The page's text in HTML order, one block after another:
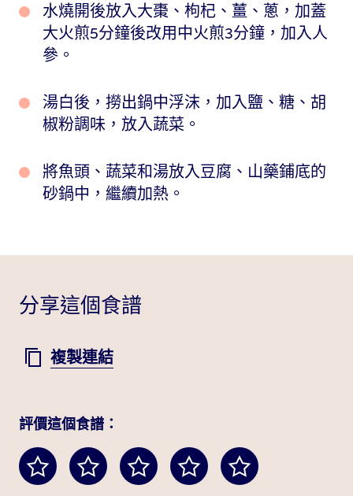
水燒開後放入大棗、枸杞、薑、蔥，加蓋
大火煎5分鐘後改用中火煎3分鐘，加入人
參。
湯白後，撈出鍋中浮沫，加入鹽、糖、胡
椒粉調味，放入蔬菜。
將魚頭、蔬菜和湯放入豆腐、山藥鋪底的
砂鍋中，繼續加熱。
分享這個食譜
複製連結
評價這個食譜：